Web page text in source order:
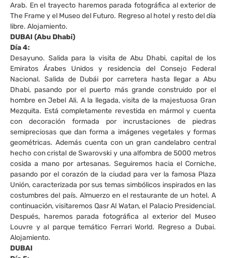
Arab. En el trayecto haremos parada fotográfica al exterior de
The Frame y el Museo del Futuro. Regreso al hotel y resto del día
libre. Alojamiento.
DUBAI (Abu Dhabi)
Día 4:
Desayuno. Salida para la visita de Abu Dhabi, capital de los
Emiratos Árabes Unidos y residencia del Consejo Federal
Nacional. Salida de Dubái por carretera hasta llegar a Abu
Dhabi, pasando por el puerto más grande construido por el
hombre en Jebel Ali. A la llegada, visita de la majestuosa Gran
Mezquita. Está completamente revestida en mármol y cuenta
con decoración formada por incrustaciones de piedras
semipreciosas que dan forma a imágenes vegetales y formas
geométricas. Además cuenta con un gran candelabro central
hecho con cristal de Swarovski y una alfombra de 5000 metros
cosida a mano por artesanas. Seguiremos hacia el Corniche,
pasando por el corazón de la ciudad para ver la famosa Plaza
Unión, caracterizada por sus temas simbólicos inspirados en las
costumbres del país. Almuerzo en el restaurante de un hotel. A
continuación, visitaremos Qasr Al Watan, el Palacio Presidencial.
Después, haremos parada fotográfica al exterior del Museo
Louvre y al parque temático Ferrari World. Regreso a Dubai.
Alojamiento.
DUBAI